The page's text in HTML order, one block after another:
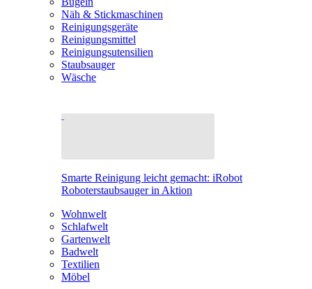
Näh & Stickmaschinen
Reinigungsgeräte
Reinigungsmittel
Reinigungsutensilien
Staubsauger
Wäsche
Smarte Reinigung leicht gemacht: iRobot
Roboterstaubsauger in Aktion
Wohnwelt
Schlafwelt
Gartenwelt
Badwelt
Textilien
Möbel